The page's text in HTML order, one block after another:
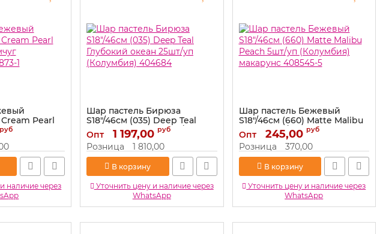
Cream Pearl
1
руб
наличие через
Шар пастель Бирюза
S18"/46см (035) Deep Teal
Глубокий океан 25шт/уп
(Колумбия) 404684
Артикул: 404684
Опт 1 197,00 руб
Розница 1 810,00
В корзину
Уточнить цену и наличие через
WhatsApp
Шар пастель Бежевый
S18"/46см (660) Matte Malibu
Peach 5шт/уп (Колумбия)
макарунс 408545-5
Артикул: 408545-5
Опт 245,00 руб
Розница 370,00
В корзину
Уточнить цену и наличие через
WhatsApp